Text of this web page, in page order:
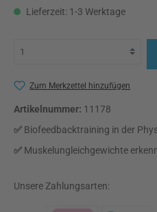
Lieferzeit: 1-3 Werktage
Zum Merkzettel hinzufügen
Artikelnummer: 11178
✅ Biofeedbacktraining in der
✅ Muskelungleichgewichte
Unsere Zahlungsarten: